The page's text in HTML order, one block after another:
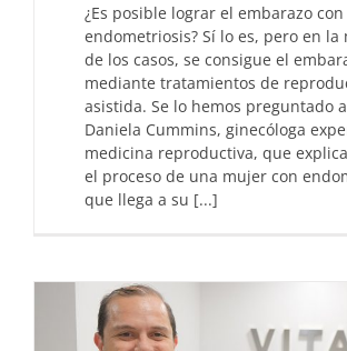
¿Es posible lograr el embarazo con
endometriosis? Sí lo es, pero en la
de los casos, se consigue el
mediante tratamientos de
asistida. Se lo hemos preguntado
Daniela Cummins, ginecóloga
medicina reproductiva, que
el proceso de una mujer con
que llega a su [...]